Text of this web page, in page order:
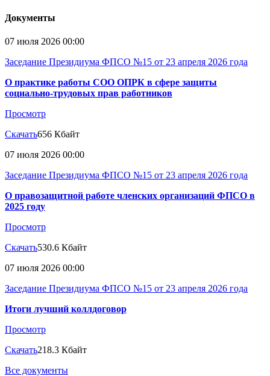
Документы
07 июля 2026 00:00
Заседание Президиума ФПСО №15 от 23 апреля 2026 года
О практике работы СОО ОПРК в сфере защиты
социально-трудовых прав работников
Просмотр
Скачать656 Кбайт
07 июля 2026 00:00
Заседание Президиума ФПСО №15 от 23 апреля 2026 года
О правозащитной работе членских организаций ФПСО в
2025 году
Просмотр
Скачать530.6 Кбайт
07 июля 2026 00:00
Заседание Президиума ФПСО №15 от 23 апреля 2026 года
Итоги лучший коллдоговор
Просмотр
Скачать218.3 Кбайт
Все документы